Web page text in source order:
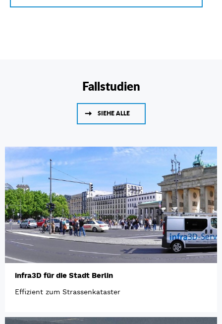
Fallstudien
SIEHE ALLE
infra3D für die Stadt Berlin
Effizient zum Strassenkataster